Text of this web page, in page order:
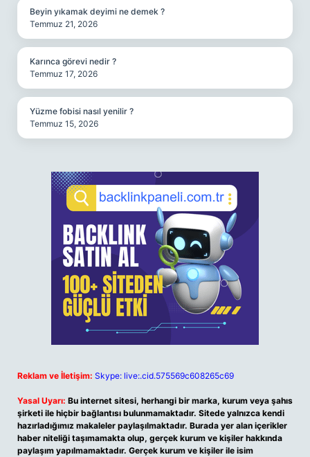
Beyin yıkamak deyimi ne demek ?
Temmuz 21, 2026
Karınca görevi nedir ?
Temmuz 17, 2026
Yüzme fobisi nasıl yenilir ?
Temmuz 15, 2026
Reklam ve İletişim: Skype: live:.cid.575569c608265c69
Yasal Uyarı: Bu internet sitesi, herhangi bir marka, kurum veya şahıs
şirketi ile hiçbir bağlantısı bulunmamaktadır. Sitede yalnızca kendi
hazırladığımız makaleler paylaşılmaktadır. Burada yer alan içerikler
haber niteliği taşımamakta olup, gerçek kurum ve kişiler hakkında
paylaşım yapılmamaktadır. Gerçek kurum ve kişiler ile isim